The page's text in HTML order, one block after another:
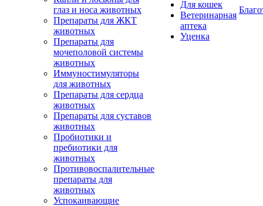
глаз и носа животных
Препараты для ЖКТ
животных
Препараты для
мочеполовой системы
животных
Иммуностимуляторы
для животных
Препараты для сердца
животных
Препараты для суставов
животных
Пробиотики и
пребиотики для
животных
Противовоспалительные
препараты для
животных
Успокаивающие
Для кошек
Ветеринарная
аптека
Уценка